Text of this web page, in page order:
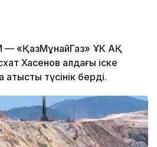
— «ҚазМұнайГаз» ҰК АҚ
Хасенов алдағы іске
түсінік берді.